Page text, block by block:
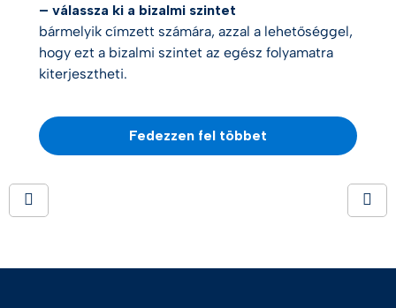
– válassza ki a bizalmi szintet
bármelyik címzett számára, azzal a lehetőséggel,
hogy ezt a bizalmi szintet az egész folyamatra
kiterjesztheti.
Fedezzen fel többet